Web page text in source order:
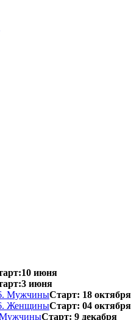
июня
июня
МужчиныСтарт: 18 октября
ЖенщиныСтарт: 04 октября
МужчиныСтарт: 9 декабря